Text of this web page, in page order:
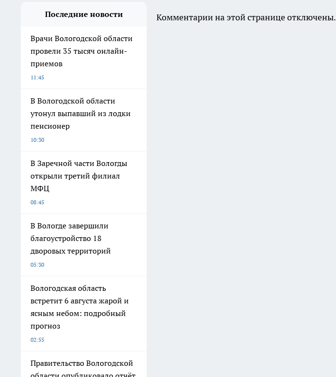
Последние новости
Врачи Вологодской области
провели 35 тысяч онлайн-
приемов
11:45
В Вологодской области
утонул выпавший из лодки
пенсионер
10:30
В Заречной части Вологды
открыли третий филиал
МФЦ
08:45
В Вологде завершили
благоустройство 18
дворовых территорий
05:30
Вологодская область
встретит 6 августа жарой и
ясным небом: подробный
прогноз
02:55
Правительство Вологодской
Комментарии на этой странице отключены.